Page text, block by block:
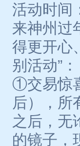
活动时间
来神州过
得更开心
别活动”：
①交易惊
后），所
之后，无
的镜子，